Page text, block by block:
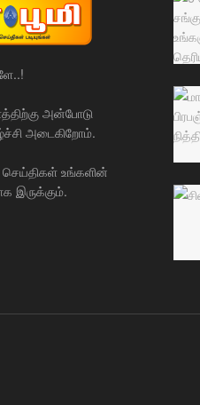
அன்போடு
அடைகிறோம்.
உங்களின்
இருக்கும்.